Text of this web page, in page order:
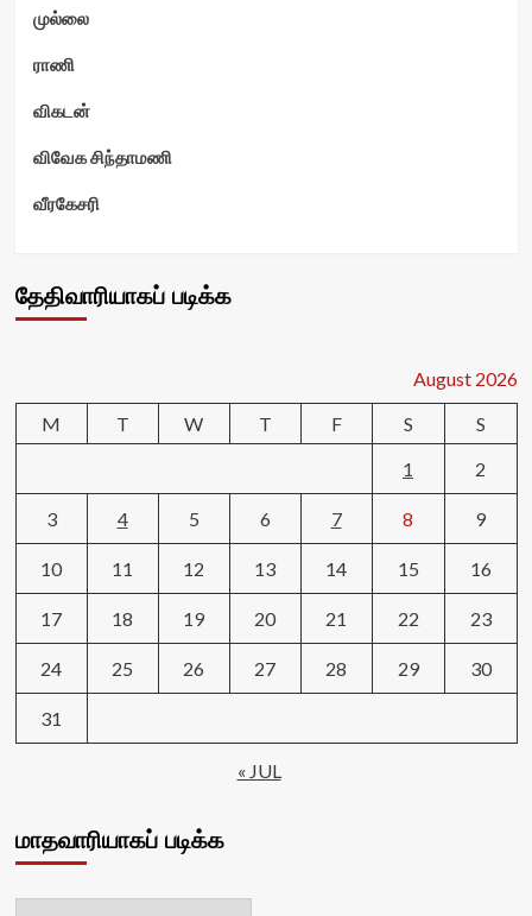
முல்லை
ராணி
விகடன்
விவேக சிந்தாமணி
வீரகேசரி
தேதிவாரியாகப் படிக்க
August 2026
M
T W T F S
S
1
2
3 4 5 6 7 8 9
10 11 12 13 14 15 16
17 18 19 20 21 22 23
24 25 26 27 28 29 30
31
« JUL
மாதவாரியாகப் படிக்க